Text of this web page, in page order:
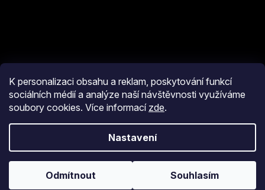
K personalizaci obsahu a reklam, poskytování funkcí
sociálních médií a analýze naší návštěvnosti využíváme
soubory cookies. Více informací zde.
Nastavení
Odmítnout Souhlasím
Vytvořil Shoptet
eshop JM Pyro . Všechna práva vyhrazena.
nastavení cookies
ověření věku Adulto